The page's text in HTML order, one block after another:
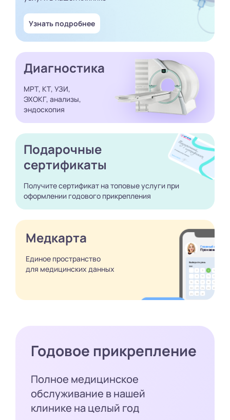
Узнать подробнее
Диагностика
МРТ, КТ, УЗИ,
ЭХОКГ, анализы,
эндоскопия
Подарочные
сертификаты
Получите сертификат на топовые услуги при
оформлении годового прикрепления
Медкарта
Единое пространство
для медицинских данных
Годовое прикрепление
Полное медицинское
обслуживание в нашей
клинике на целый год